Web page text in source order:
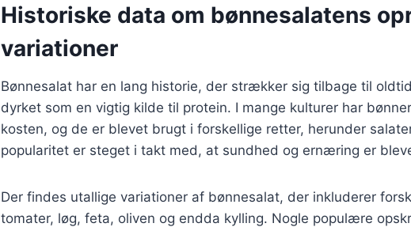
Historiske data om bønnesalatens
variationer
Bønnesalat har en lang historie, der strækker sig tilbage til
dyrket som en vigtig kilde til protein. I mange kulturer har
kosten, og de er blevet brugt i forskellige retter, herunder
popularitet er steget i takt med, at sundhed og ernæring er
Der findes utallige variationer af bønnesalat, der inkluderer
tomater, løg, feta, oliven og endda kylling. Nogle populære